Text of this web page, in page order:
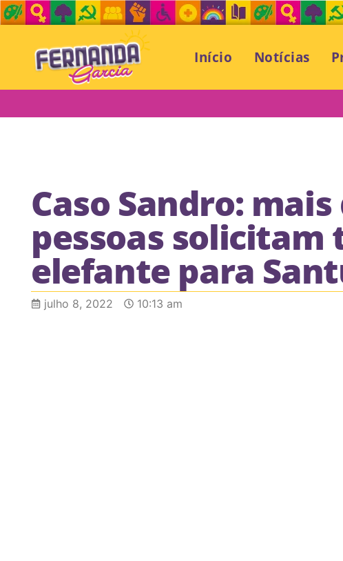
Início Notícias
Caso Sandro:
pessoas
elefante para
julho 8, 2022 10:13 am